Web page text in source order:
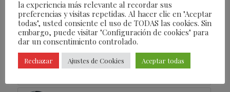
La primera Maison Valmont
Eespaña abre sus puertas en
Madrid
Protocolo en pijama: desayuno con
Kiff-Kiff y Andrea Zarraluqui
la experiencia más relevante al recordar sus
preferencias y visitas repetidas. Al hacer clic en "Aceptar
todas", usted consiente el uso de TODAS las cookies. Sin
embargo, puede visitar "Configuración de cookies" para
dar un consentimiento controlado.
Rechazar Ajustes de Cookies Aceptar todas